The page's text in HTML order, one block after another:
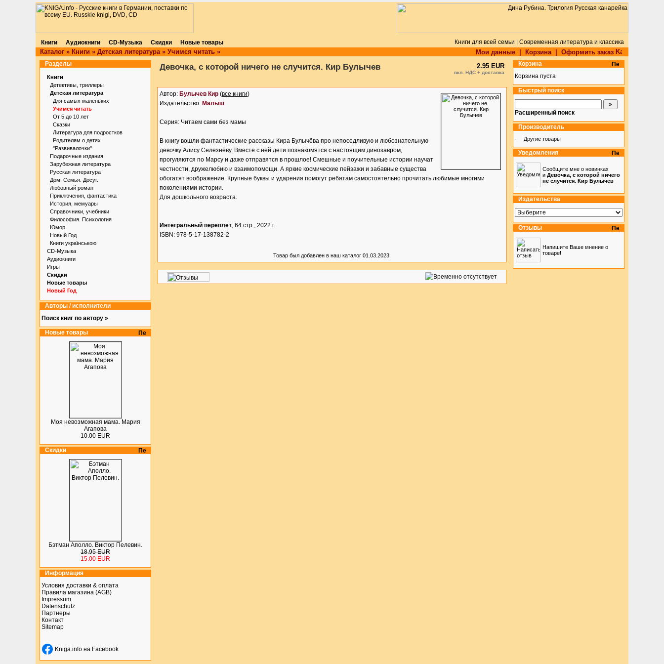
Книги Аудиокниги CD-Музыка Скидки Новые товары Книги для всей семьи | Современная литература и классика
Каталог » Книги » Детская литература» Учимся читать » Мои данные Корзина| Оформить заказ
Разделы
Книги
Детективы, триллеры
Детская литература
Для самых маленьких
Учимся читать
От 5 до 10 лет
Сказки
Литература для подростков
Родителям о детях
"Развивалочки"
Подарочные издания
Зарубежная литература
Русская литература
Дом. Семья. Досуг.
Любовный роман
Приключения, фантастика
История, мемуары
Справочники, учебники
Философия. Психология
Юмор
Новый Год
Книги українською
CD-Музыка
Аудиокниги
Игры
Скидки
Новые товары
Новый Год
Авторы / исполнители
Поиск книг по автору »
Новые товары
Моя невозможная мама. Мария
Агапова
10.00 EUR
Скидки
Бэтман Аполло. Виктор Пелевин.
18.95 EUR
15.00 EUR
Информация
Условия доставки & оплата
Правила магазина (AGB)
Impressum
Datenschutz
Партнеры
Контакт
Sitemap
Kniga.info на Facebook
Девочка, с которой ничего не случится. Кир Булычев 2.95 EUR
вкл. НДС + доставка
Автор: Булычев Кир (все книги)
Издательство: Малыш
Серия: Читаем сами без мамы
В книгу вошли фантастические рассказы Кира Булычёва про непоседливую и любознательную
девочку Алису Селезнёву. Вместе с ней дети познакомятся с настоящим динозавром,
прогуляются по Марсу и даже отправятся в прошлое! Смешные и поучительные истории научат
честности, дружелюбию и взаимопомощи. А яркие космические пейзажи и забавные существа
обогатят воображение. Крупные буквы и ударения помогут ребятам самостоятельно прочитать любимые многими
поколениями истории.
Для дошкольного возраста.
Интегральный переплет, 64 стр., 2022 г.
ISBN: 978-5-17-138782-2
Товар был добавлен в наш каталог 01.03.2023.
Корзина
Корзина пуста
Быстрый поиск
Расширенный поиск
Производитель
- Другие товары
Уведомления
Сообщите мне о новинках
и Девочка, с которой ничего
не случится. Кир Булычев
Издательства
Отзывы
Напишите Ваше мнение о
товаре!